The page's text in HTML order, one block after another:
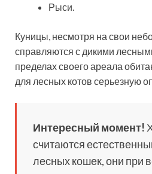
Рыси.
Куницы, несмотря на свои
справляются с дикими
пределах своего ареала
для лесных котов серьезную
Интересный момент!
считаются
лесных кошек, они при